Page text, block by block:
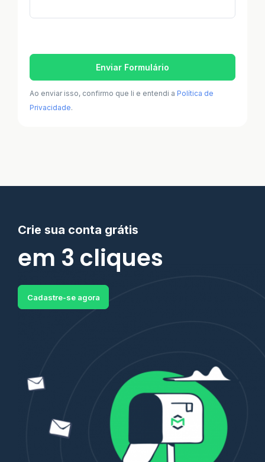
Enviar Formulário
Ao enviar isso, confirmo que li e entendi a Política de
Privacidade.
Crie sua conta grátis
em 3 cliques
Cadastre-se agora